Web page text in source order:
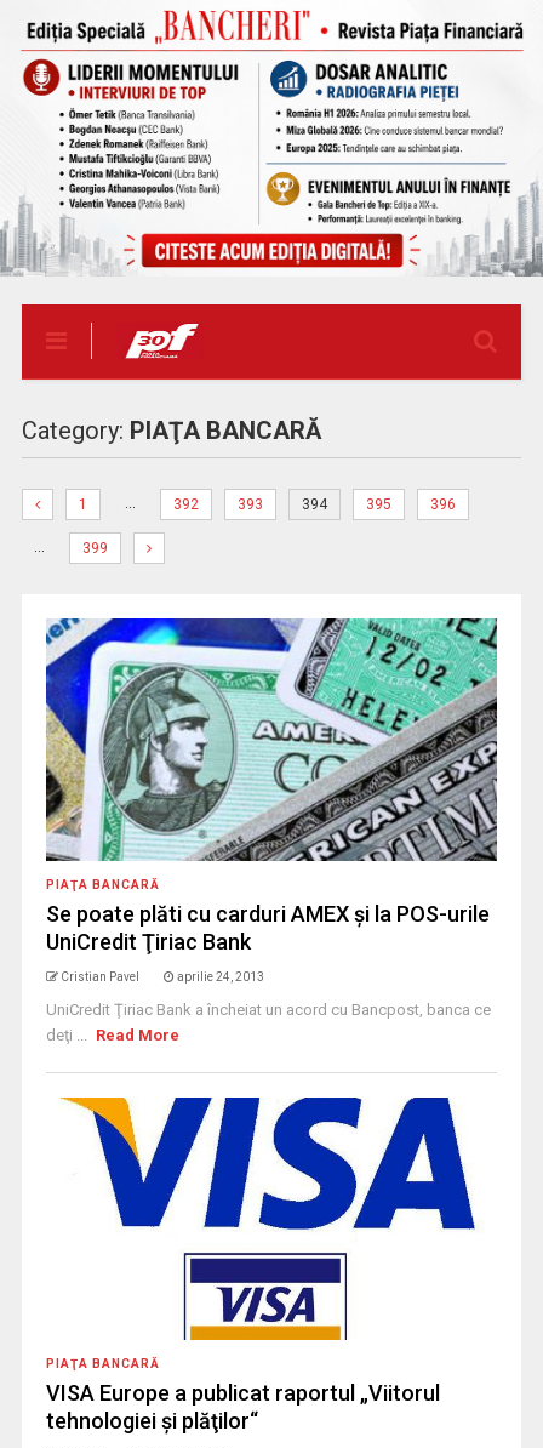
Category: PIAŢA BANCARĂ
1 … 392 393 394 395 396
… 399
PIAŢA BANCARĂ
Se poate plăti cu carduri AMEX şi la POS-urile
UniCredit Ţiriac Bank
Cristian Pavel aprilie 24, 2013
UniCredit Ţiriac Bank a încheiat un acord cu Bancpost, banca ce
deţi ... Read More
PIAŢA BANCARĂ
VISA Europe a publicat raportul „Viitorul
tehnologiei şi plăţilor“